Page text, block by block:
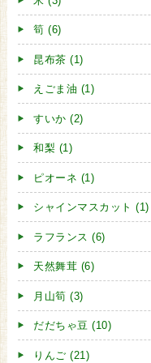
筍 (6)
昆布茶 (1)
えごま油 (1)
すいか (2)
和梨 (1)
ピオーネ (1)
シャインマスカット (1)
ラフランス (6)
天然舞茸 (6)
月山筍 (3)
だだちゃ豆 (10)
りんご (21)